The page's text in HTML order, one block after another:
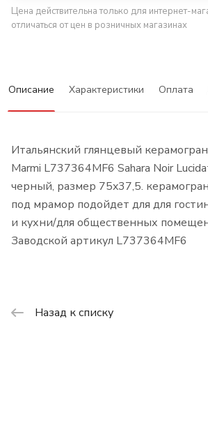
Цена действительна только для интернет-
отличаться от цен в розничных магазинах
Описание Характеристики Оплата
Итальянский глянцевый
Marmi L737364MF6 Sahara Noir
черный, размер 75x37,5.
под мрамор подойдет для для
и кухни/для общественных
Заводской артикул L737364MF6
Назад к списку